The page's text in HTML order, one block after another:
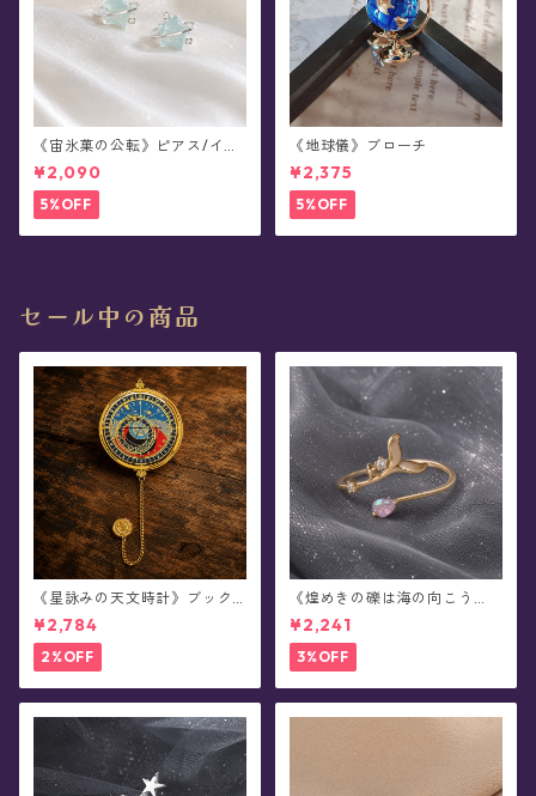
《宙氷菓の公転》ピアス/イヤ
リング
¥2,090
5%OFF
《地球儀》ブローチ
¥2,375
5%OFF
セール中の商品
《星詠みの天文時計》ブック
マーカー(全3種)
¥2,784
2%OFF
《煌めきの礫は海の向こう
へ》フリーサイズ・リング
¥2,241
3%OFF